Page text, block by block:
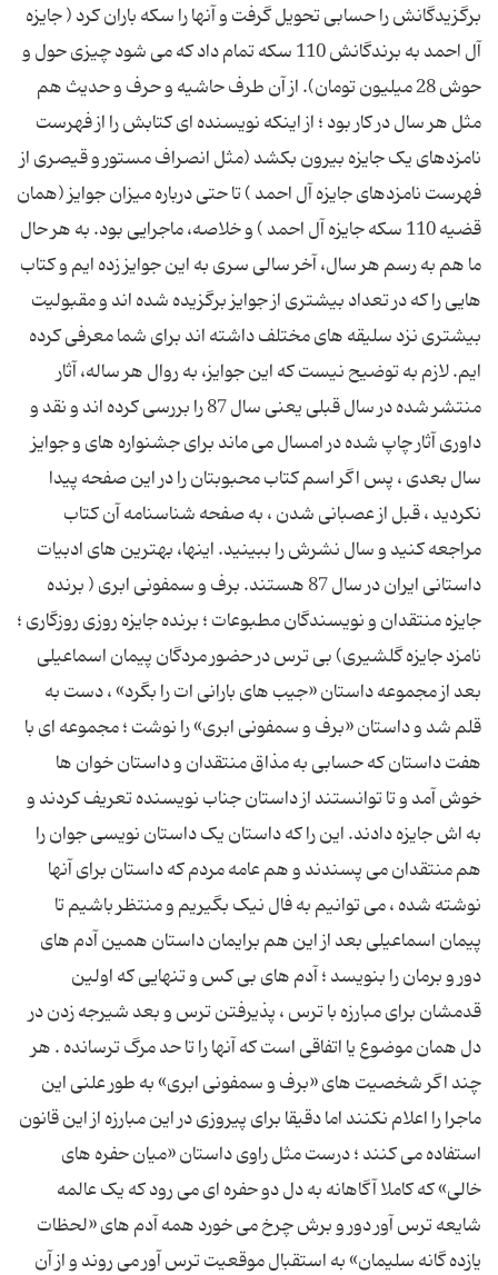
برگزیدگانش را حسابی تحویل گرفت و آنها را سکه باران کرد ( جایزه
آل احمد به برندگانش 110 سکه تمام داد که می شود چیزی حول و
حوش 28 میلیون تومان). از آن طرف حاشیه و حرف و حدیث هم
مثل هر سال در کار بود ؛ از اینکه نویسنده ای کتابش را از فهرست
نامزدهای یک جایزه بیرون بکشد (مثل انصراف مستور و قیصری از
فهرست نامزدهای جایزه آل احمد ) تا حتی درباره میزان جوایز (همان
قضیه 110 سکه جایزه آل احمد ) و خلاصه، ماجرایی بود. به هر حال
ما هم به رسم هر سال، آخر سالی سری به این جوایز زده ایم و کتاب
هایی را که در تعداد بیشتری از جوایز برگزیده شده اند و مقبولیت
بیشتری نزد سلیقه های مختلف داشته اند برای شما معرفی کرده
ایم. لازم به توضیح نیست که این جوایز، به روال هر ساله، آثار
منتشر شده در سال قبلی یعنی سال 87 را بررسی کرده اند و نقد و
داوری آثار چاپ شده در امسال می ماند برای جشنواره های و جوایز
سال بعدی ، پس اگر اسم کتاب محبوبتان را در این صفحه پیدا
نکردید ، قبل از عصبانی شدن ، به صفحه شناسنامه آن کتاب
مراجعه کنید و سال نشرش را ببینید. اینها، بهترین های ادبیات
داستانی ایران در سال 87 هستند. برف و سمفونی ابری ( برنده
جایزه منتقدان و نویسندگان مطبوعات ؛ برنده جایزه روزی روزگاری ؛
نامزد جایزه گلشیری) بی ترس در حضور مردگان پیمان اسماعیلی
بعد از مجموعه داستان «جیب های بارانی ات را بگرد» ، دست به
قلم شد و داستان «برف و سمفونی ابری» را نوشت ؛ مجموعه ای با
هفت داستان که حسابی به مذاق منتقدان و داستان خوان ها
خوش آمد و تا توانستند از داستان جناب نویسنده تعریف کردند و
به اش جایزه دادند. این را که داستان یک داستان نویسی جوان را
هم منتقدان می پسندند و هم عامه مردم که داستان برای آنها
نوشته شده ، می توانیم به فال نیک بگیریم و منتظر باشیم تا
پیمان اسماعیلی بعد از این هم برایمان داستان همین آدم های
دور و برمان را بنویسد ؛ آدم های بی کس و تنهایی که اولین
قدمشان برای مبارزه با ترس ، پذیرفتن ترس و بعد شیرجه زدن در
دل همان موضوع یا اتفاقی است که آنها را تا حد مرگ ترسانده . هر
چند اگر شخصیت های «برف و سمفونی ابری» به طور علنی این
ماجرا را اعلام نکنند اما دقیقا برای پیروزی در این مبارزه از این قانون
استفاده می کنند ؛ درست مثل راوی داستان «میان حفره های
خالی» که کاملا آگاهانه به دل دو حفره ای می رود که یک عالمه
شایعه ترس آور دور و برش چرخ می خورد همه آدم های «لحظات
یازده گانه سلیمان» به استقبال موقعیت ترس آور می روند و از آن